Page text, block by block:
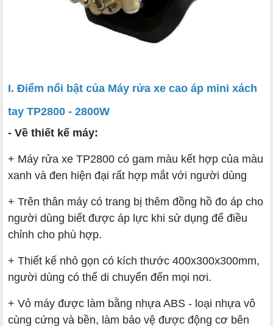
I. Điểm nổi bật của Máy rửa xe cao áp mini xách
tay TP2800 - 2800W
- Về thiết kế máy:
+ Máy rửa xe TP2800 có gam màu kết hợp của màu
xanh và đen hiện đại rất hợp mắt với người dùng
+ Trên thân máy có trang bị thêm đồng hồ đo áp cho
người dùng biết được áp lực khi sử dụng để điều
chỉnh cho phù hợp.
+ Thiết kế nhỏ gọn có kích thước 400x300x300mm,
người dùng có thể di chuyển đến mọi nơi.
+ Vỏ máy được làm bằng nhựa ABS - loại nhựa vô
cùng cứng và bền, làm bảo vệ được động cơ bên